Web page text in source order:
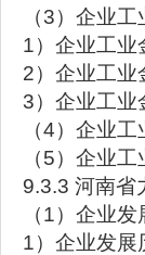
（3）企业
1）企业工业
2）企业工业
3）企业工业
（4）企业
（5）企业
9.3.3 河南省
（1）企业
1）企业发展